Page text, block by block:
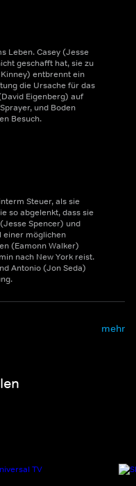
Leben. Casey (Jesse
geschafft hat, sie zu
entbrennt ein
die Ursache für das
Eigenberg) auf
und Boden
Besuch.
Steuer, als sie
so abgelenkt, dass sie
Spencer) und
einer möglichen
(Eamonn Walker)
nach New York reist.
Antonio (Jon Seda)
mehr